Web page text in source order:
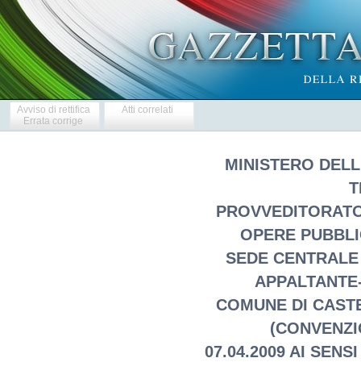
Avviso di rettifica
Errata corrige
Atti correlati
MINISTERO
OPERE
SEDE
COMUNE DI
07.04.2009 AI